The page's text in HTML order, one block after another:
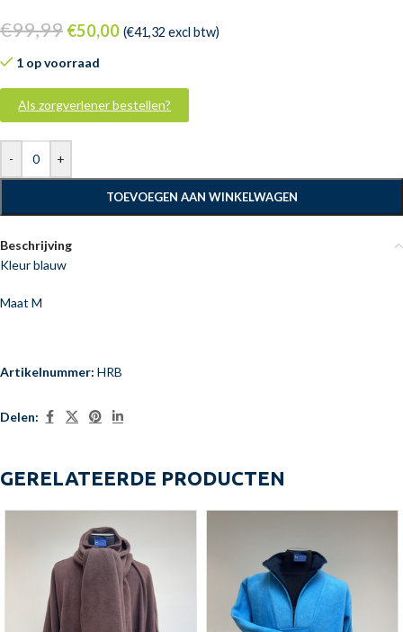
€99,99 €50,00 (€41,32 excl btw)
1 op voorraad
- +
TOEVOEGEN AAN WINKELWAGEN
Als zorgverlener bestellen?
Beschrijving
Kleur blauw
Maat M
Artikelnummer: HRB
Delen:
GERELATEERDE PRODUCTEN